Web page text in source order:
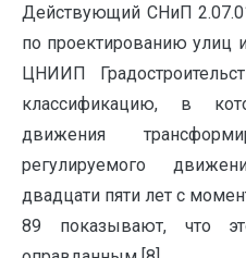
Действующий СНиП
по проектированию улиц
ЦНИИП
классификацию, в
движения
регулируемого
двадцати пяти лет с
89 показывают, что